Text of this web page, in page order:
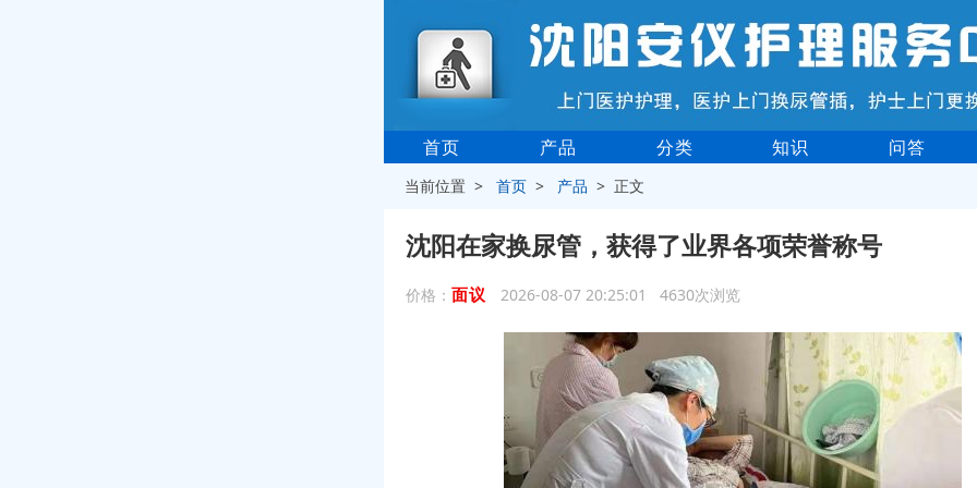
首页 产品 分类 知识 问答
当前位置 >首页 > 产品 > 正文
沈阳在家换尿管，获得了业界各项荣誉称号
价格： 面议 2026-08-07 20:25:01 4630次浏览